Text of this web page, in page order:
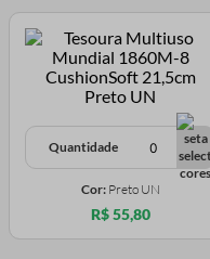
Quantidade
Cor: Preto UN
R$ 55,80